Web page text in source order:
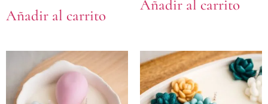
Añadir al carrito
Añadir al carrito